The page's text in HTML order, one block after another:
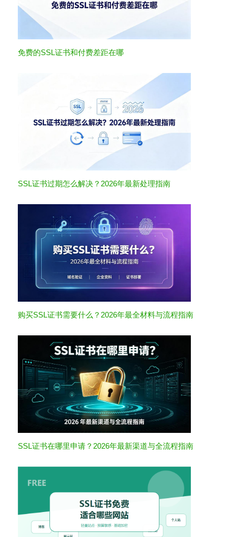
免费的SSL证书和付费差距在哪
SSL证书过期怎么解决？2026年最新处理指南
购买SSL证书需要什么？2026年最全材料与流程指南
SSL证书在哪里申请？2026年最新渠道与全流程指南